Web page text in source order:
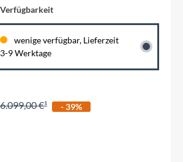
Verfügbarkeit
wenige verfügbar, Lieferzeit
3-9 Werktage
6.099,00 € - 39%